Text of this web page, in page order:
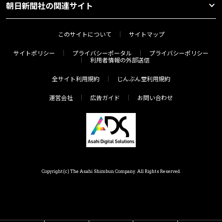
朝日新聞社の関連サイト
このサイトについて サイトマップ
サイトポリシー プライバシーポータル
プライバシーポリシー
利用者情報の外部送信
全サイト利用規約 じんぶん堂利用規約
運営会社 広告ガイド お問い合わせ
Copyright(c) The Asahi Shimbun Company. All Rights Reserved.